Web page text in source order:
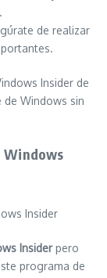
de realizar
Insider de
Windows sin
Windows
Insider
Insiderpero
programa de